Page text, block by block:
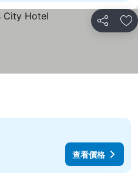
分享 加
查看價格